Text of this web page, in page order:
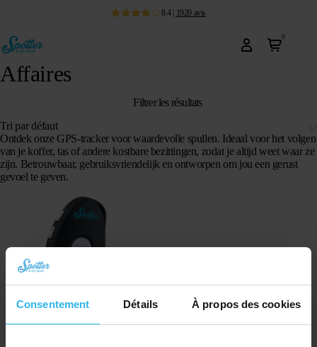
Consentement Détails À propos des cookies
8.4| 1920 avis
0
Affaires
Filtrer les résultats
Ontdek onze GPS-tracker voor waardevolle spullen. Ideaal voor het volgen
van je koffer, tas of andere kostbare bezittingen, zodat je altijd weet waar ze
zijn. Betrouwbaar, gebruiksvriendelijk en ontworpen om jou een gerust
gevoel te geven.
Spotter X10 GPS Tracker (4G) – Sans